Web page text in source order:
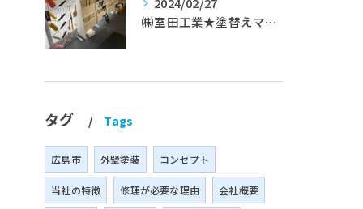
㈱室田工業★塗替えマスターズ★築35年以上のお宅の施工事例
タグ Tags
広島市 外壁塗装 コンセプト
当社の特徴 修理が必要な理由 会社概要